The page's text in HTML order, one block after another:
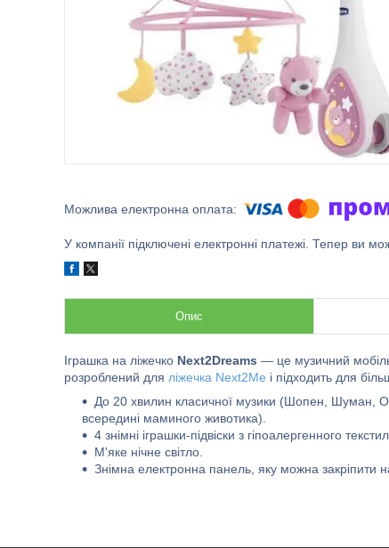
У компанії підключені електронні платежі. Тепер ви
Опис
Іграшка на ліжечко Next2Dreams — це музичний
розроблений для ліжечка Next2Me і підходить для
До 20 хвилин класичної музики (Шопен, Шуман,
всередині маминого животика).
4 знімні іграшки-підвіски з гіпоалергенного
М'яке нічне світло.
Знімна електронна панель, яку можна закріпити